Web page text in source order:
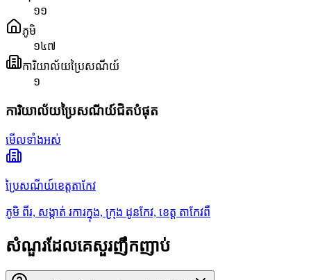
១១
ភូមិ
១៤៧
ការិយាល័យប្រៃសណីយ៍
១
ការិយាល័យប្រៃសណីយ៍ជិតបំផុត
មើលទាំងអស់
ប្រៃសណីយ៍ខេត្តតាកែវ
ភូមិ ពីរ, សង្កាត់ រការក្នុង, ក្រុង ដូនកែវ, ខេត្ត តាកែវពឺ
សំណួរដែលគេសួរញឹកញាប់